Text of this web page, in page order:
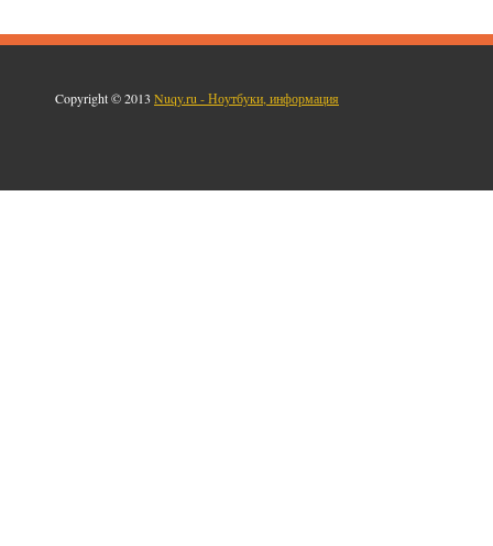
Copyright © 2013 Nuqy.ru - Ноутбуки, информация